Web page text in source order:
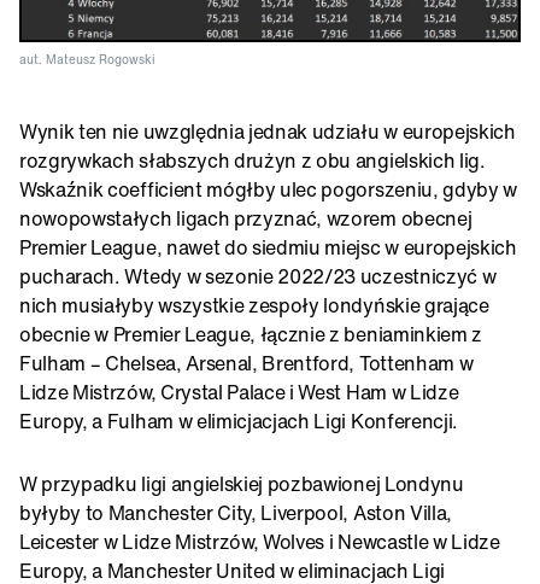
aut. Mateusz Rogowski
Wynik ten nie uwzględnia jednak udziału w europejskich
rozgrywkach słabszych drużyn z obu angielskich lig.
Wskaźnik coefficient mógłby ulec pogorszeniu, gdyby w
nowopowstałych ligach przyznać, wzorem obecnej
Premier League, nawet do siedmiu miejsc w europejskich
pucharach. Wtedy w sezonie 2022/23 uczestniczyć w
nich musiałyby wszystkie zespoły londyńskie grające
obecnie w Premier League, łącznie z beniaminkiem z
Fulham – Chelsea, Arsenal, Brentford, Tottenham w
Lidze Mistrzów, Crystal Palace i West Ham w Lidze
Europy, a Fulham w elimicjacjach Ligi Konferencji.
W przypadku ligi angielskiej pozbawionej Londynu
byłyby to Manchester City, Liverpool, Aston Villa,
Leicester w Lidze Mistrzów, Wolves i Newcastle w Lidze
Europy, a Manchester United w eliminacjach Ligi